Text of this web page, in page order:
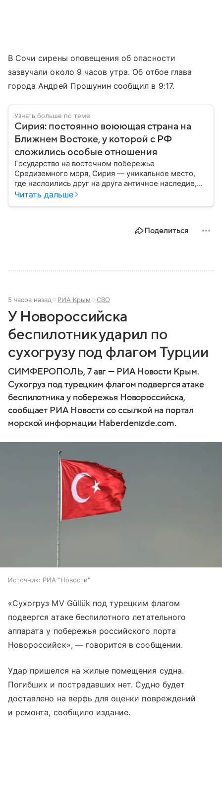
В Сочи сирены оповещения об опасности
зазвучали около 9 часов утра. Об отбое глава
города Андрей Прошунин сообщил в 9:17.
Узнать больше по теме
Сирия: постоянно воюющая страна на
Ближнем Востоке, у которой с РФ
сложились особые отношения
Государство на восточном побережье
Средиземного моря, Сирия — уникальное место,
где наслоились друг на друга античное наследие,
османская история и современная
Читать дальше
Поделиться
5 часов назад РИА Крым СВО
У Новороссийска
беспилотник ударил по
сухогрузу под флагом Турции
СИМФЕРОПОЛЬ, 7 авг — РИА Новости Крым.
Сухогруз под турецким флагом подвергся атаке
беспилотника у побережья Новороссийска,
сообщает РИА Новости со ссылкой на портал
морской информации Haberdenızde.com.
Источник: РИА "Новости"
«Сухогруз MV Güllük под турецким флагом
подвергся атаке беспилотного летательного
аппарата у побережья российского порта
Новороссийск», — говорится в сообщении.
Удар пришелся на жилые помещения судна.
Погибших и пострадавших нет. Судно будет
доставлено на верфь для оценки повреждений
и ремонта, сообщило издание.